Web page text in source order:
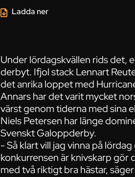
Under lördagskvällen rids det,
derbyt. Ifjol stack Lennart
det anrika loppet med
Annars har det varit mycket
värst genom tiderna med sina
Niels Petersen har länge
Svenskt Galoppderby.
- Så klart vill jag vinna på
konkurrensen är knivskarp
med två riktigt bra hästar,
Ladda ner